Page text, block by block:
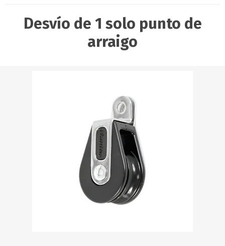
Desvío de 1 solo punto de
arraigo